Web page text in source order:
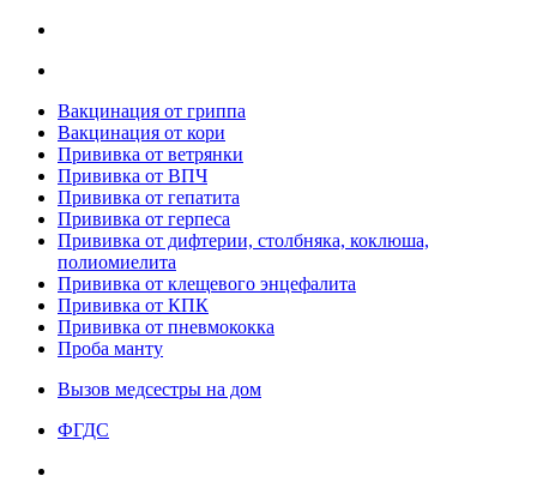
Вакцинация от гриппа
Вакцинация от кори
Прививка от ветрянки
Прививка от ВПЧ
Прививка от гепатита
Прививка от герпеса
Прививка от дифтерии, столбняка, коклюша,
полиомиелита
Прививка от клещевого энцефалита
Прививка от КПК
Прививка от пневмококка
Проба манту
Вызов медсестры на дом
ФГДС